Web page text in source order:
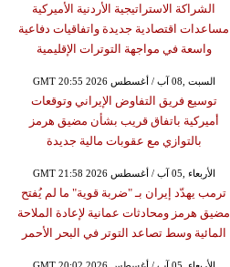
الشراكة الاستراتيجية الأردنية الأميركية
مساعدات اقتصادية جديدة واتفاقيات دفاعية
واسعة في مواجهة التوترات الإقليمية
GMT 20:55 2026 السبت ,08 آب / أغسطس
توسيع فريق التفاوض الإيراني وتوقعات
أميركية باتفاق قريب بشأن مضيق هرمز
بالتوازي مع عقوبات مالية جديدة
GMT 21:58 2026 الأربعاء ,05 آب / أغسطس
ترمب يهدّد إيران بـ "ضربة قوية" ما لم يُفتح
مضيق هرمز ومحادثات عمانية لإعادة الملاحة
المائية وسط تصاعد التوتر في البحر الأحمر
GMT 20:02 2026 الأربعاء ,05 آب / أغسطس